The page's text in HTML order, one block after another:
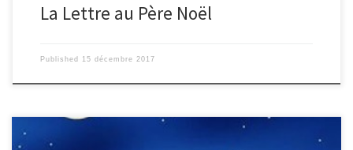
La Lettre au Père Noël
Published 15 décembre 2017